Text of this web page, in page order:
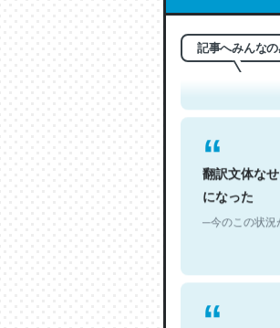
記事へみんな
もお勧め。
─今のこの状況
翻訳文体な
になった
─今のこの状況
彼もまた「